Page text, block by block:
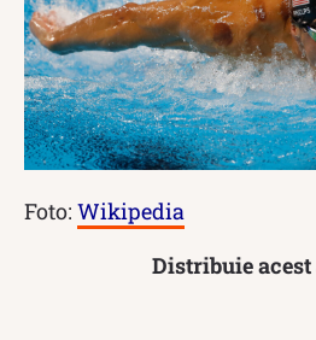
Foto: Wikipedia
Distribuie